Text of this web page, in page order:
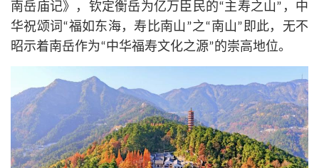
南岳庙记》，钦定衡岳为亿万臣民的“主寿之山”，中
华祝颂词“福如东海，寿比南山”之“南山”即此，无不
昭示着南岳作为“中华福寿文化之源”的崇高地位。